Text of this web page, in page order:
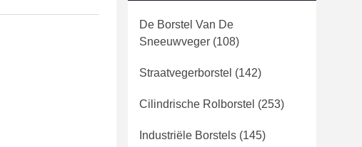
De Borstel Van De
Sneeuwveger (108)
Straatvegerborstel (142)
Cilindrische Rolborstel (253)
Industriële Borstels (145)